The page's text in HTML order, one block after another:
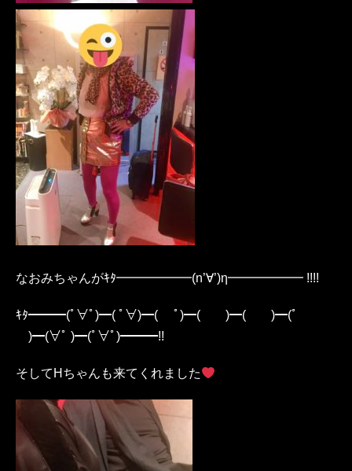
なおみちゃんがｷﾀ━━━━━━(n’∀’)η━━━━━━ !!!!
ｷﾀ━━━(ﾟ∀ﾟ)━( ﾟ∀)━( ﾟ)━( )━( )━(ﾟ
)━(∀ﾟ )━(ﾟ∀ﾟ)━━━!!
そしてHちゃんも来てくれました